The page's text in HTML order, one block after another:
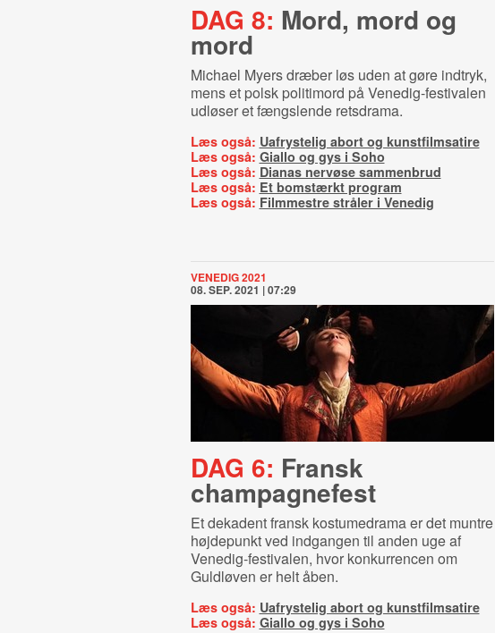
DAG 8: Mord, mord og
mord
Michael Myers dræber løs uden at gøre indtryk,
mens et polsk politimord på Venedig-festivalen
udløser et fængslende retsdrama.
Læs også: Uafrystelig abort og kunstfilmsatire
Læs også: Giallo og gys i Soho
Læs også: Dianas nervøse sammenbrud
Læs også: Et bomstærkt program
Læs også: Filmmestre stråler i Venedig
VENEDIG 2021
08. SEP. 2021 | 07:29
DAG 6: Fransk
champagnefest
Et dekadent fransk kostumedrama er det muntre
højdepunkt ved indgangen til anden uge af
Venedig-festivalen, hvor konkurrencen om
Guldløven er helt åben.
Læs også: Uafrystelig abort og kunstfilmsatire
Læs også: Giallo og gys i Soho